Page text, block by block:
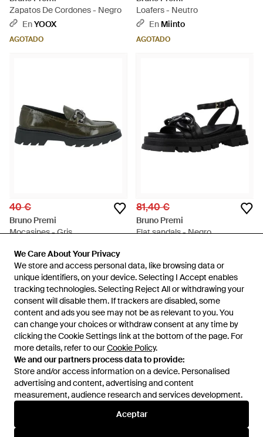
We Care About Your Privacy
We store and access personal data, like browsing data or
unique identifiers, on your device. Selecting I Accept enables
tracking technologies. Selecting Reject All or withdrawing your
consent will disable them. If trackers are disabled, some
content and ads you see may not be as relevant to you. You
can change your choices or withdraw consent at any time by
clicking the Cookie Settings link at the bottom of the page. For
more details, refer to ourCookie Policy.
We and our partners process data to provide:
Store and/or access information on a device. Personalised
advertising and content, advertising and content
measurement, audience research and services development.
Aceptar
We Care About Your Privacy
We store and access personal data, like browsing data or
unique identifiers, on your device. Selecting I Accept enables
tracking technologies. Selecting Reject All or withdrawing your
consent will disable them. If trackers are disabled, some
content and ads you see may not be as relevant to you. You
can change your choices or withdraw consent at any time by
clicking the Cookie Settings link at the bottom of the page. For
more details, refer to ourCookie Policy.
We and our partners process data to provide:
Store and/or access information on a device. Personalised
advertising and content, advertising and content
measurement, audience research and services development.
Aceptar
Zapatos De Cordones - Negro
EnYOOX
AGOTADO
Loafers - Neutro
En Miinto
AGOTADO
40 €
Bruno Premi
Mocasines - Gris
AGOTADO
81,40 €
Bruno Premi
Flat sandals - Negro
AGOTADO
Internacional